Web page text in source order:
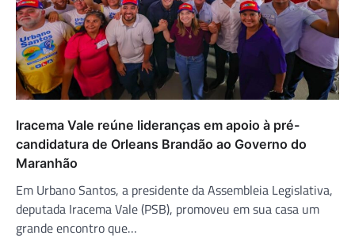
Iracema Vale reúne lideranças em apoio à pré-
candidatura de Orleans Brandão ao Governo do
Maranhão
Em Urbano Santos, a presidente da Assembleia Legislativa,
deputada Iracema Vale (PSB), promoveu em sua casa um
grande encontro que…